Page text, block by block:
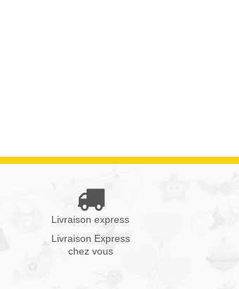
Livraison express
Livraison Express
chez vous